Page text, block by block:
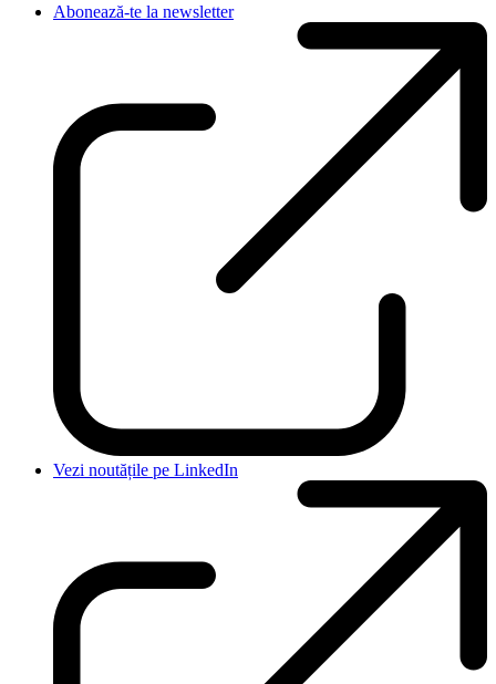
Abonează-te la newsletter
Vezi noutățile pe LinkedIn